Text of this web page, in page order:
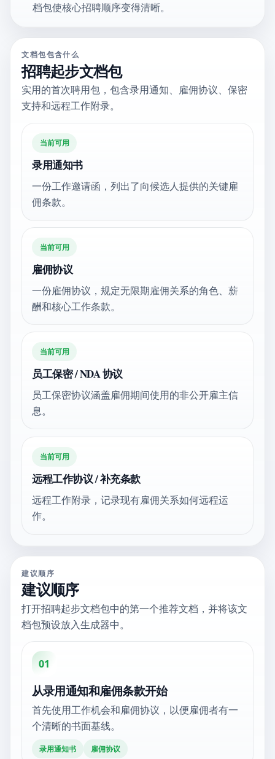
档包使核心招聘顺序变得清晰。
文档包包含什么
招聘起步文档包
实用的首次聘用包，包含录用通知、雇佣协议、保密
支持和远程工作附录。
当前可用
录用通知书
一份工作邀请函，列出了向候选人提供的关键雇
佣条款。
当前可用
雇佣协议
一份雇佣协议，规定无限期雇佣关系的角色、薪
酬和核心工作条款。
当前可用
员工保密 / NDA 协议
员工保密协议涵盖雇佣期间使用的非公开雇主信
息。
当前可用
远程工作协议 / 补充条款
远程工作附录，记录现有雇佣关系如何远程运
作。
建议顺序
建议顺序
打开招聘起步文档包中的第一个推荐文档，并将该文
档包预设放入生成器中。
01
从录用通知和雇佣条款开始
首先使用工作机会和雇佣协议，以便雇佣者有一
个清晰的书面基线。
录用通知书 雇佣协议